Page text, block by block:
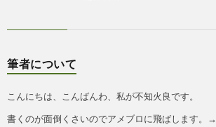
筆者について
こんにちは、こんばんわ、私が不知火良です。
書くのが面倒くさいのでアメブロに飛ばします。→